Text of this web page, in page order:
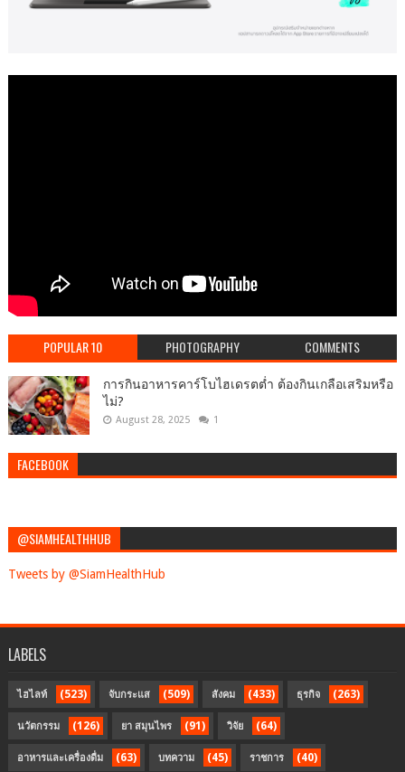
POPULAR 10 PHOTOGRAPHY COMMENTS
การกินอาหารคาร์โบไฮเดรตต่ำ ต้องกินเกลือเสริมหรือ
ไม่?
August 28, 2025 1
FACEBOOK
@SIAMHEALTHHUB
Tweets by @SiamHealthHub
LABELS
ไฮไลท์ (523) จับกระแส (509) สังคม (433) ธุรกิจ (263)
นวัตกรรม (126) ยา สมุนไพร (91) วิจัย (64)
อาหารและเครื่องดื่ม (63) บทความ (45) ราชการ (40)